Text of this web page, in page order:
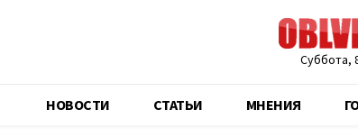
Суббота,
НОВОСТИ CТАТЬИ МНЕНИЯ